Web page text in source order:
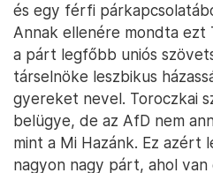
és egy férfi
Annak ellenére mondta ezt
a párt legfőbb uniós
társelnöke leszbikus
gyereket nevel. Toroczkai
belügye, de az AfD nem
mint a Mi Hazánk. Ez azért
nagyon nagy párt, ahol